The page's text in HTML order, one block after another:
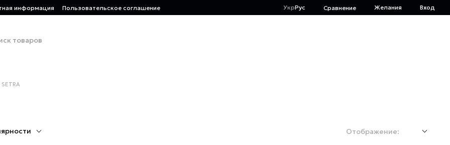
информация Пользовательское соглашение УкрРус Сравнение Желания Вход
SETRA
Отображение: